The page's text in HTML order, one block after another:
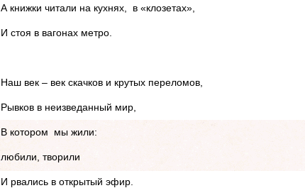
А книжки читали на кухнях, в «клозетах»,
И стоя в вагонах метро.
Наш век – век скачков и крутых переломов,
Рывков в неизведанный мир,
В котором мы жили:
любили, творили
И рвались в открытый эфир.